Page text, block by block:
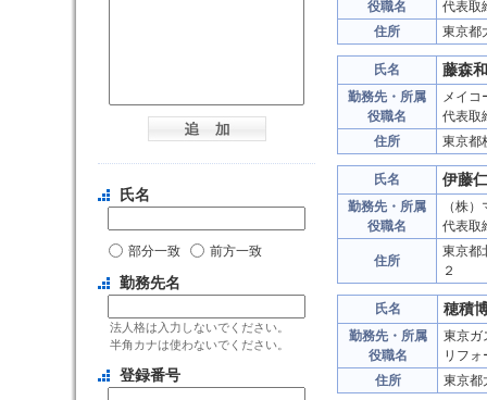
氏名
部分一致 前方一致
勤務先名
法人格は入力しないでください。
半角カナは使わないでください。
登録番号
役職名
代表取
住所
東京
氏名 藤森
勤務先・所属
役職名
メイコ
代表取
住所
東京都
氏名 伊藤
勤務先・所属
役職名
（株
代表取
住所
東京都
２
氏名 穂積
勤務先・所属
役職名
東京ガ
リフォ
住所
東京